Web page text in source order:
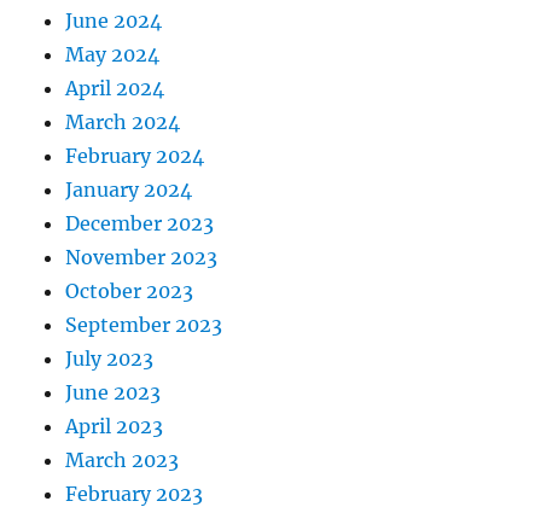
June 2024
May 2024
April 2024
March 2024
February 2024
January 2024
December 2023
November 2023
October 2023
September 2023
July 2023
June 2023
April 2023
March 2023
February 2023